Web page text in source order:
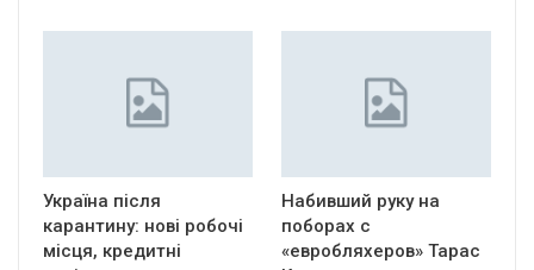
Україна після
карантину: нові робочі
місця, кредитні
Набивший руку на
поборах с
«евробляхеров» Тарас